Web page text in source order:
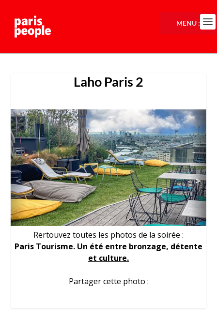
Laho Paris 2
Rertouvez toutes les photos de la soirée :
Paris Tourisme. Un été entre bronzage, détente
et culture.
Partager cette photo :
MENU :